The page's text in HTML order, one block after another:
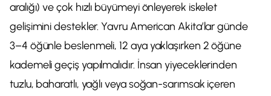
aralığı) ve çok hızlı büyümeyi önleyerek iskelet
gelişimini destekler. Yavru American Akita’lar günde
3–4 öğünle beslenmeli, 12 aya yaklaşırken 2 öğüne
kademeli geçiş yapılmalıdır. İnsan yiyeceklerinden
tuzlu, baharatlı, yağlı veya soğan-sarımsak içeren